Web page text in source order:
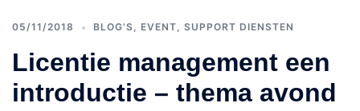
05/11/2018 BLOG'S, EVENT, SUPPORT DIENSTEN
Licentie management een
introductie – thema avond